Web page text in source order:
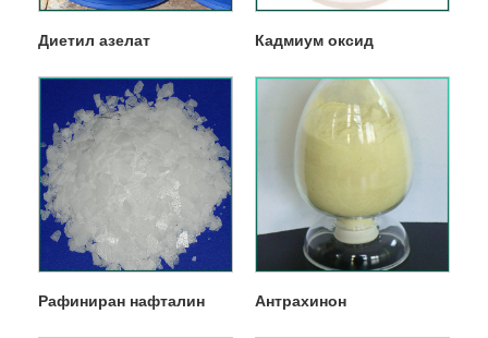
Диетил азелат Кадмиум оксид
Рафиниран нафталин Антрахинон